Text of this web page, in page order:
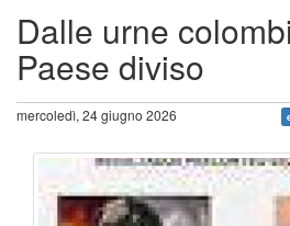
Dalle urne
Paese diviso
mercoledì, 24 giugno 2026